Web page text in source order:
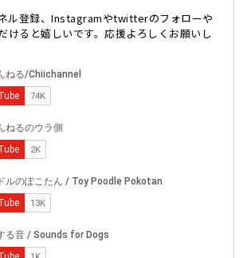
ル登録、Instagramやtwitterのフォローや
けると嬉しいです。応援よろしくお願いし